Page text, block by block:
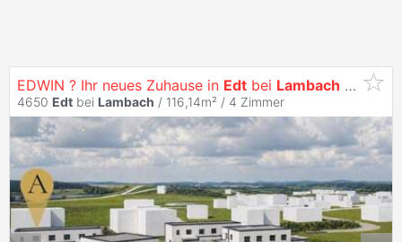
EDWIN ? Ihr neues Zuhause in Edt bei Lambach
4650 Edt bei Lambach / 116,14m² / 4 Zimmer